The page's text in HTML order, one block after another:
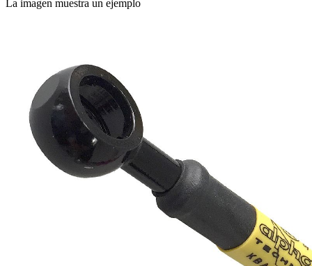
La imagen muestra un ejemplo